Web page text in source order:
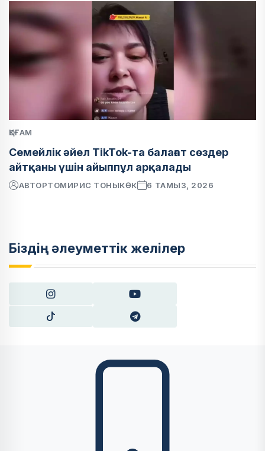
ҚОҒАМ
Семейлік әйел TikTok-та балағат сөздер
айтқаны үшін айыппұл арқалады
АВТОРТОМИРИС ТОНЫКӨК 6 ТАМЫЗ, 2026
Біздің әлеуметтік желілер